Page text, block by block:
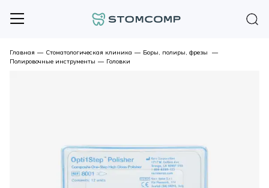
Главная — Стоматологическая клиника — Боры, полиры, фрезы
—
Полировочные инструменты — Головки